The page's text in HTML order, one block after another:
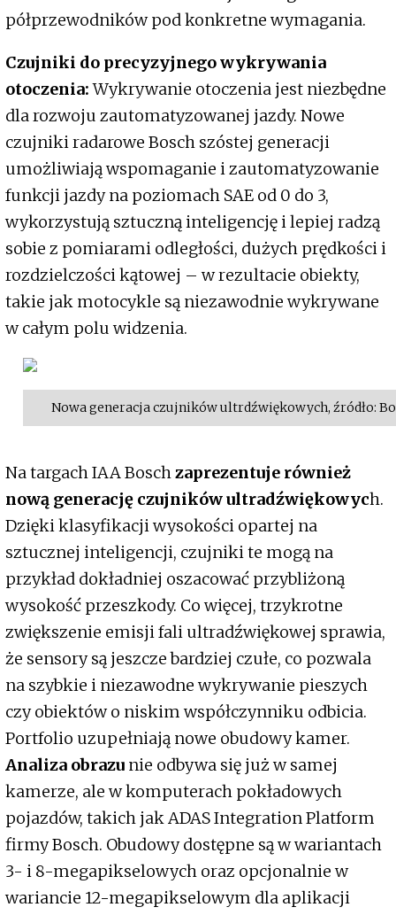
półprzewodników pod konkretne wymagania.
Czujniki do precyzyjnego wykrywania
otoczenia:Wykrywanie otoczenia jest niezbędne
dla rozwoju zautomatyzowanej jazdy. Nowe
czujniki radarowe Bosch szóstej generacji
umożliwiają wspomaganie i zautomatyzowanie
funkcji jazdy na poziomach SAE od 0 do 3,
wykorzystują sztuczną inteligencję i lepiej radzą
sobie z pomiarami odległości, dużych prędkości i
rozdzielczości kątowej – w rezultacie obiekty,
takie jak motocykle są niezawodnie wykrywane
w całym polu widzenia.
Nowa generacja czujników ultrdźwiękowych, źródło:
Na targach IAA Boschzaprezentuje również
nową generację czujników ultradźwiękowych.
Dzięki klasyfikacji wysokości opartej na
sztucznej inteligencji, czujniki te mogą na
przykład dokładniej oszacować przybliżoną
wysokość przeszkody. Co więcej, trzykrotne
zwiększenie emisji fali ultradźwiękowej sprawia,
że sensory są jeszcze bardziej czułe, co pozwala
na szybkie i niezawodne wykrywanie pieszych
czy obiektów o niskim współczynniku odbicia.
Portfolio uzupełniają nowe obudowy kamer.
Analiza obrazu nie odbywa się już w samej
kamerze, ale w komputerach pokładowych
pojazdów, takich jak ADAS Integration Platform
firmy Bosch. Obudowy dostępne są w wariantach
3- i 8-megapikselowych oraz opcjonalnie w
wariancie 12-megapikselowym dla aplikacji